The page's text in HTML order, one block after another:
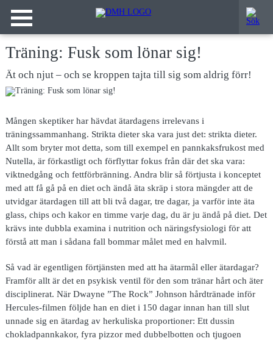
Träning: Fusk som lönar sig!
Ät och njut – och se kroppen tajta till sig som aldrig förr!
Mången skeptiker har hävdat ätardagens irrelevans i
träningssammanhang. Strikta dieter ska vara just det: strikta dieter.
Allt som bryter mot detta, som till exempel en pannkaksfrukost med
Nutella, är förkastligt och förflyttar fokus från där det ska vara:
viktnedgång och fettförbränning. Andra blir så förtjusta i konceptet
med att få gå på en diet och ändå äta skräp i stora mängder att de
utvidgar ätardagen till att bli två dagar, tre dagar, ja varför inte äta
glass, chips och kakor en timme varje dag, du är ju ändå på diet. Det
krävs inte dubbla examina i nutrition och näringsfysiologi för att
förstå att man i sådana fall bommar målet med en halvmil.
Så vad är egentligen förtjänsten med att ha ätarmål eller ätardagar?
Framför allt är det en psykisk ventil för den som tränar hårt och äter
disciplinerat. När Dwayne ”The Rock” Johnson hårdtränade inför
Hercules-filmen följde han en diet i 150 dagar innan han till slut
unnade sig en ätardag av herkuliska proportioner: Ett dussin
chokladpannkakor, fyra pizzor med dubbelbotten och tjugoen